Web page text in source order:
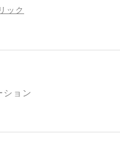
ック
ション